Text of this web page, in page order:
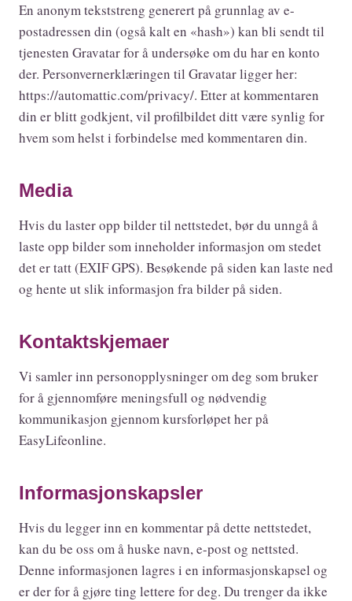
En anonym tekststreng generert på grunnlag av e-
postadressen din (også kalt en «hash») kan bli sendt til
tjenesten Gravatar for å undersøke om du har en konto
der. Personvernerklæringen til Gravatar ligger her:
https://automattic.com/privacy/. Etter at kommentaren
din er blitt godkjent, vil profilbildet ditt være synlig for
hvem som helst i forbindelse med kommentaren din.
Media
Hvis du laster opp bilder til nettstedet, bør du unngå å
laste opp bilder som inneholder informasjon om stedet
det er tatt (EXIF GPS). Besøkende på siden kan laste ned
og hente ut slik informasjon fra bilder på siden.
Kontaktskjemaer
Vi samler inn personopplysninger om deg som bruker
for å gjennomføre meningsfull og nødvendig
kommunikasjon gjennom kursforløpet her på
EasyLifeonline.
Informasjonskapsler
Hvis du legger inn en kommentar på dette nettstedet,
kan du be oss om å huske navn, e-post og nettsted.
Denne informasjonen lagres i en informasjonskapsel og
er der for å gjøre ting lettere for deg. Du trenger da ikke